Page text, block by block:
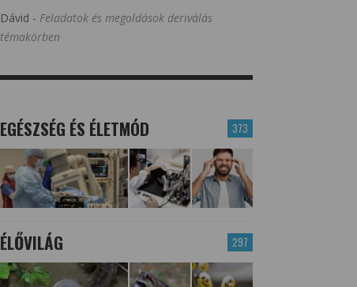
Dávid - Feladatok és megoldások deriválás
témakörben
373
EGÉSZSÉG ÉS ÉLETMÓD
297
ÉLŐVILÁG